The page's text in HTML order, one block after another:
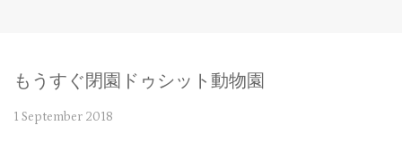
もうすぐ閉園ドゥシット動物園
1 September 2018